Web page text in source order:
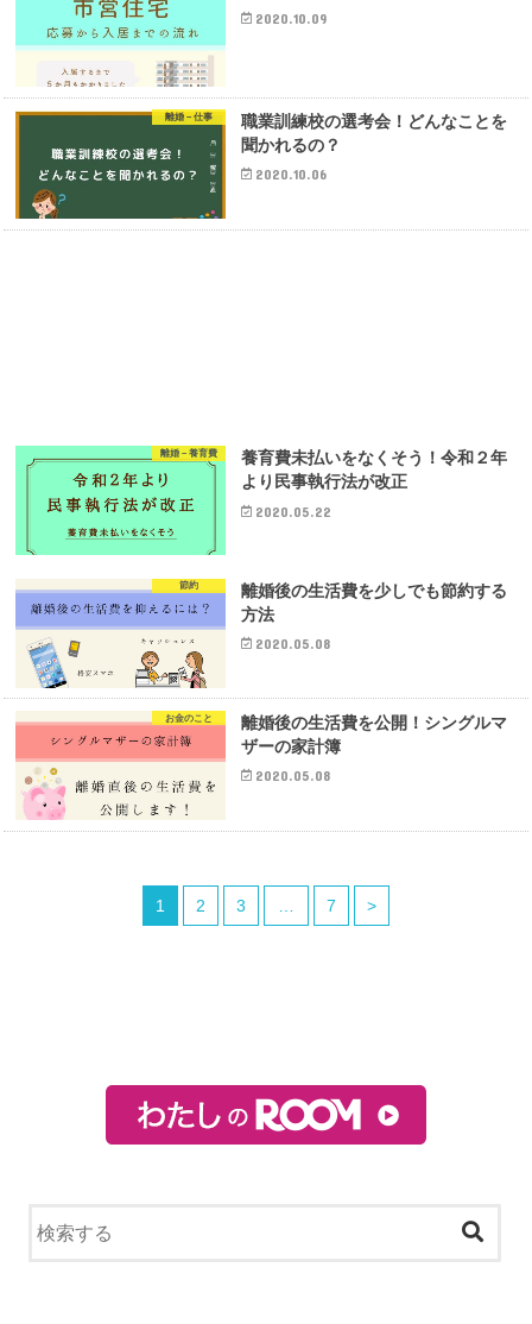
2020.10.09
離婚－仕事
職業訓練校の選考会！どんなことを
聞かれるの？
2020.10.06
離婚－養育費
養育費未払いをなくそう！令和２年
より民事執行法が改正
2020.05.22
節約
離婚後の生活費を少しでも節約する
方法
2020.05.08
お金のこと
離婚後の生活費を公開！シングルマ
ザーの家計簿
2020.05.08
1 2 3 … 7 >